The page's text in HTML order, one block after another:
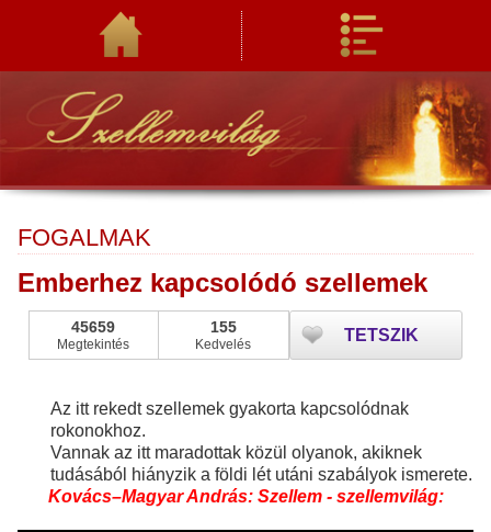
FOGALMAK
Emberhez kapcsolódó szellemek
45659
Megtekintés
155
Kedvelés TETSZIK
Az itt rekedt szellemek gyakorta kapcsolódnak
rokonokhoz.
Vannak az itt maradottak közül olyanok, akiknek
tudásából hiányzik a földi lét utáni szabályok ismerete.
Kovács–Magyar András: Szellem - szellemvilág: